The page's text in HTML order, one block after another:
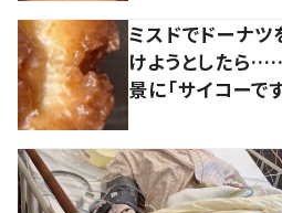
ミスドでドーナ
けようとしたら
景に「サイコーで